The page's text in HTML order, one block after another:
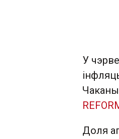
У
Чаканы
Доля